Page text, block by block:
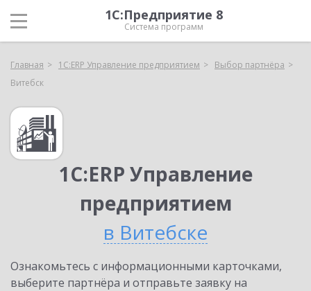
1С:Предприятие 8
Система программ
Главная 1С:ERP Управление предприятием
Выбор партнёра
Витебск
1С:ERP Управление
предприятием
в Витебске
Ознакомьтесь с информационными карточками,
выберите партнёра и отправьте заявку на